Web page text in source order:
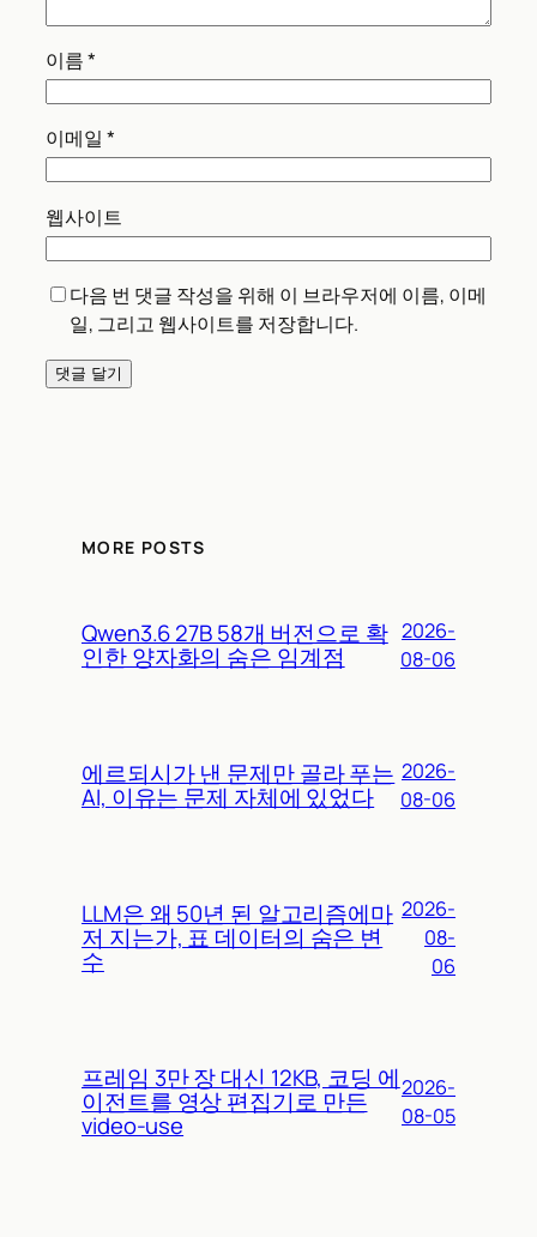
이름*
이메일 *
웹사이트
다음 번 댓글 작성을 위해 이 브라우저에 이름, 이메
일, 그리고 웹사이트를 저장합니다.
MORE POSTS
Qwen3.6 27B 58개 버전으로 확
인한 양자화의 숨은 임계점
2026-
08-06
에르되시가 낸 문제만 골라 푸는
AI, 이유는 문제 자체에 있었다
2026-
08-06
LLM은 왜 50년 된 알고리즘에마
저 지는가, 표 데이터의 숨은 변
수
2026-
08-
06
프레임 3만 장 대신 12KB, 코딩 에
이전트를 영상 편집기로 만든
video-use
2026-
08-05